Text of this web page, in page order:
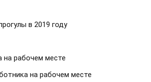
в 2019 году
на рабочем месте
на рабочем месте